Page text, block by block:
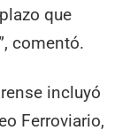
que
comentó.
incluyó
Ferroviario,